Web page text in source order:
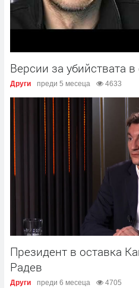
Версии за убийствата
Други преди 5 месеца 4633
Президент в оставка
Радев
Други преди 6 месеца 4705